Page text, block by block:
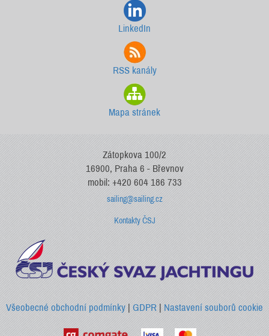
LinkedIn
RSS kanály
Mapa stránek
Zátopkova 100/2
16900, Praha 6 - Břevnov
mobil: +420 604 186 733
sailing@sailing.cz
Kontakty ČSJ
Všeobecné obchodní podmínky |GDPR Nastavení souborů cookie